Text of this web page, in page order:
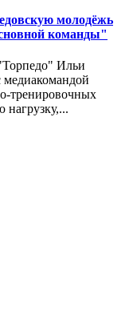
молодёжь
команды"
Ильи
медиакомандой
тренировочных